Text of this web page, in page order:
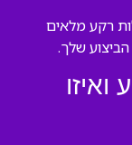
רקע מלאים
שלך.